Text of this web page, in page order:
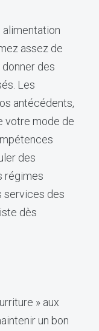
assez de
des
Les
antécédents,
votre mode de
des
régimes
services des
dès
» aux
un bon